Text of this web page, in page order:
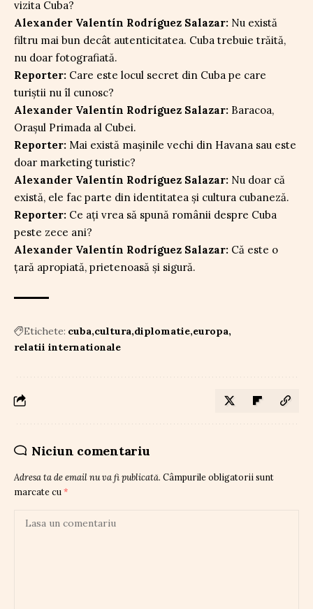
vizita Cuba?
Alexander Valentín Rodríguez Salazar: Nu există
filtru mai bun decât autenticitatea. Cuba trebuie trăită,
nu doar fotografiată.
Reporter: Care este locul secret din Cuba pe care
turiștii nu îl cunosc?
Alexander Valentín Rodríguez Salazar: Baracoa,
Orașul Primada al Cubei.
Reporter: Mai există mașinile vechi din Havana sau este
doar marketing turistic?
Alexander Valentín Rodríguez Salazar: Nu doar că
există, ele fac parte din identitatea și cultura cubaneză.
Reporter: Ce ați vrea să spună românii despre Cuba
peste zece ani?
Alexander Valentín Rodríguez Salazar: Că este o
țară apropiată, prietenoasă și sigură.
Etichete: cuba cultura diplomatie europa
relatii internationale
Niciun comentariu
Adresa ta de email nu va fi publicată. Câmpurile obligatorii sunt
marcate cu *